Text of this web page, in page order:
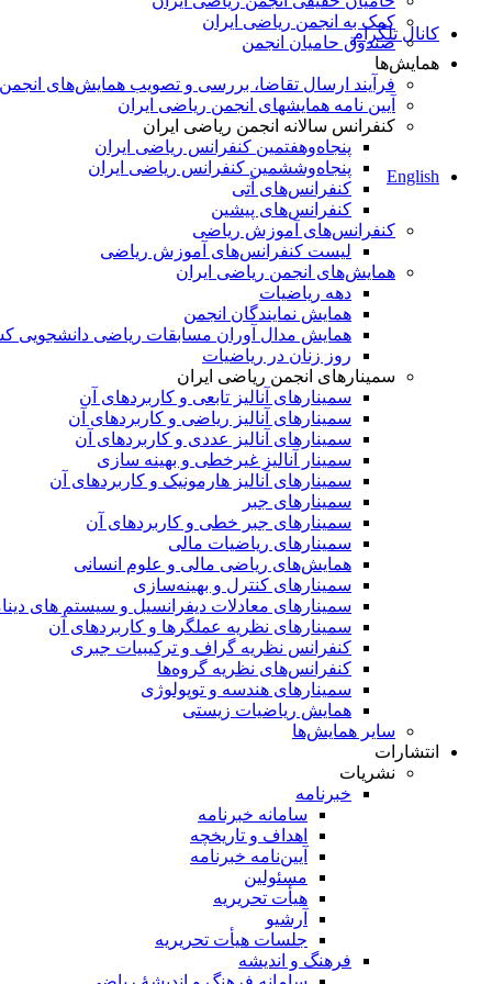
کانال تلگرام
English
کمک به انجمن ریاضی ایران
صندوق حامیان انجمن
همایش‌ها
فرآیند ارسال تقاضا، بررسی و تصویب همایش‌های انجمن
آیین نامه همایشهای انجمن ریاضی ایران
کنفرانس‌ سالانه انجمن ریاضی ایران
پنجاه‌و‌هفتمین کنفرانس ریاضی ایران
پنجاه‌و‌ششمین کنفرانس ریاضی ایران
کنفرانس‌های آتی
کنفرانس‎‌های پیشین
کنفرانس‌های آموزش ریاضی
لیست کنفرانس‌های آموزش ریاضی
همایش‌های انجمن ریاضی ایران
دهه ریاضیات
همایش نمایندگان انجمن
همایش مدال آوران مسابقات ریاضی دانشجویی
روز زنان در ریاضیات
سمینارهای انجمن ریاضی ایران
سمینارهای آنالیز تابعی و کاربردهای آن
سمینارهای آنالیز ریاضی و کاربردهای آن
سمینارهای آنالیز عددی و کاربردهای آن
سمینار آنالیز غیرخطی و بهینه سازی
سمینارهای آنالیز هارمونیک و کاربردهای آن
سمینار‌های جبر
سمینارهای جبر خطی و کاربردهای آن
سمینار‌های ریاضیات مالی
همایش‌های ریاضی مالی و علوم انسانی
سمینارهای کنترل و بهینه‌سازی
سمینارهای معادلات دیفرانسیل و سیستم های
سمینار‌های نظریه عملگرها و کاربردهای آن
کنفرانس نظریه گراف و ترکیبیات جبری
کنفرانس‌های نظریه گروه‌ها
سمینار‌های هندسه و توپولوژی
همایش ریاضیات زیستی
سایر همایش‌ها
انتشارات
نشریات
خبرنامه
سامانه خبرنامه
اهداف و تاریخچه
آیین‌نامه خبرنامه
مسئولین
هیأت تحریریه
آرشیو
جلسات هیأت تحریریه
فرهنگ و اندیشه